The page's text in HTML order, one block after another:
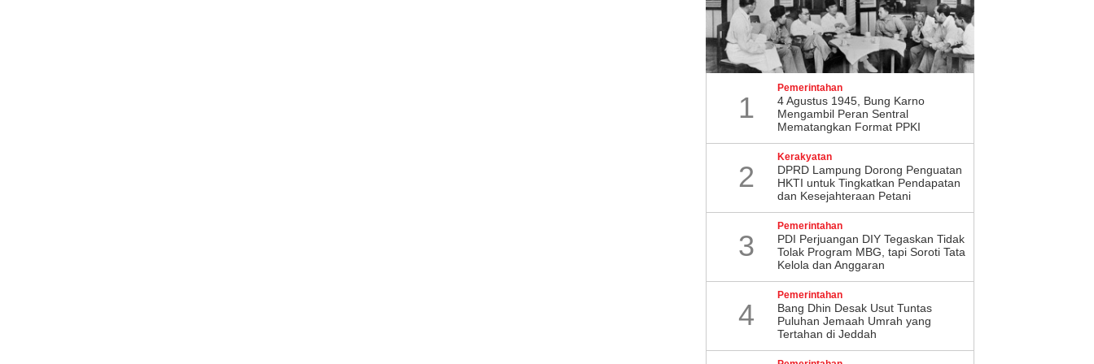
1
Pemerintahan
4 Agustus 1945, Bung Karno
Mengambil Peran Sentral
Mematangkan Format PPKI
2
Kerakyatan
DPRD Lampung Dorong Penguatan
HKTI untuk Tingkatkan Pendapatan
dan Kesejahteraan Petani
3
Pemerintahan
PDI Perjuangan DIY Tegaskan Tidak
Tolak Program MBG, tapi Soroti Tata
Kelola dan Anggaran
4
Pemerintahan
Bang Dhin Desak Usut Tuntas
Puluhan Jemaah Umrah yang
Tertahan di Jeddah